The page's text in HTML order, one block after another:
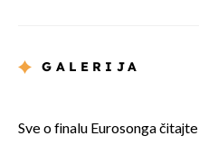
GALERIJA
Sve o finalu Eurosonga čitajte